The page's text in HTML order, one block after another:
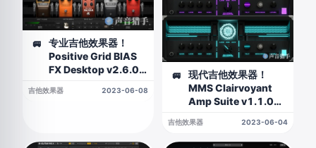
🚐
专业吉他效果器！
Positive Grid BIAS
FX Desktop v2.6.0
吉他效果器 2023-06-08
🚐
现代吉他效果器！
MMS Clairvoyant
Amp Suite v1.1.0
吉他效果器 2023-06-04